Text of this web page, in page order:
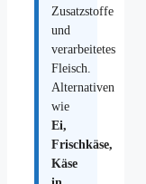
Zusatzstoffe
und
verarbeitetes
Fleisch.
Alternativen
wie
Ei,
Frischkäse,
Käse